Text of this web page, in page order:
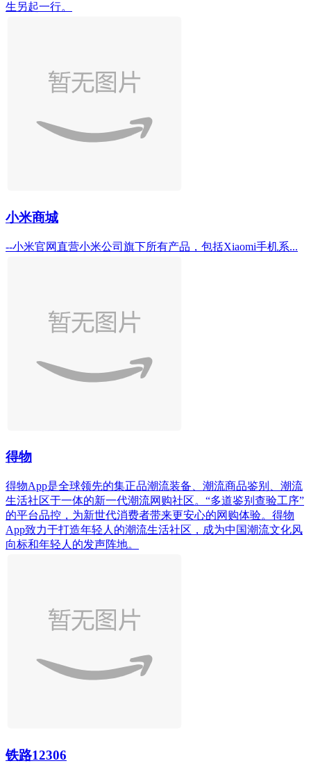
生另起一行。
小米商城
--小米官网直营小米公司旗下所有产品，包括Xiaomi手机系...
得物
得物App是全球领先的集正品潮流装备、潮流商品鉴别、潮流
生活社区于一体的新一代潮流网购社区。“多道鉴别查验工序”
的平台品控，为新世代消费者带来更安心的网购体验。得物
App致力于打造年轻人的潮流生活社区，成为中国潮流文化风
向标和年轻人的发声阵地。
铁路12306